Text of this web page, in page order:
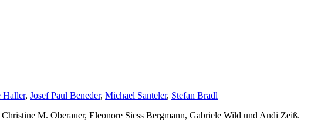
Haller, Josef Paul Beneder, Michael Santeler, Stefan Bradl
M. Oberauer, Eleonore Siess Bergmann, Gabriele Wild und Andi Zeiß.